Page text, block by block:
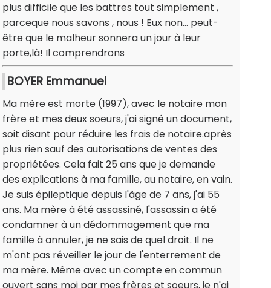
plus difficile que les battres tout simplement ,
parceque nous savons , nous ! Eux non... peut-
être que le malheur sonnera un jour à leur
porte,là! Il comprendrons
BOYER Emmanuel
Ma mère est morte (1997), avec le notaire mon
frère et mes deux soeurs, j'ai signé un document,
soit disant pour réduire les frais de notaire.après
plus rien sauf des autorisations de ventes des
propriétées. Cela fait 25 ans que je demande
des explications à ma famille, au notaire, en vain.
Je suis épileptique depuis l'âge de 7 ans, j'ai 55
ans. Ma mère à été assassiné, l'assassin a été
condamner à un dédommagement que ma
famille à annuler, je ne sais de quel droit. Il ne
m'ont pas réveiller le jour de l'enterrement de
ma mère. Même avec un compte en commun